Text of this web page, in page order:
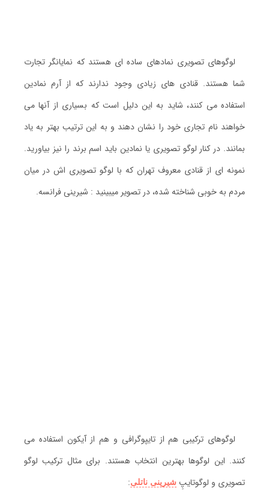
لوگوهای تصویری نمادهای ساده ای هستند که نمایانگر تجارت
شما هستند. قنادی های زیادی وجود ندارند که از آرم نمادین
استفاده می کنند، شاید به این دلیل است که بسیاری از آنها می
خواهند نام تجاری خود را نشان دهند و به این ترتیب بهتر به یاد
بمانند. در کنار لوگو تصویری یا نمادین باید اسم برند را نیز بیاورید.
نمونه ای از قنادی معروف تهران که با لوگو تصویری اش در میان
مردم به خوبی شناخته شده، در تصویر میبینید : شیرینی فرانسه.
لوگوهای ترکیبی هم از تایپوگرافی و هم از آیکون استفاده می
کنند. این لوگوها بهترین انتخاب هستند. برای مثال ترکیب لوگو
تصویری و لوگوتایپِ شیرینی ناتلی: